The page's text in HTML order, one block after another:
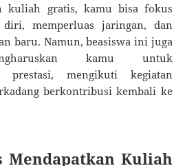
kuliah gratis, kamu bisa fokus
diri, memperluas jaringan, dan
baru. Namun, beasiswa ini juga
kamu untuk
prestasi, mengikuti kegiatan
berkontribusi kembali ke
Mendapatkan Kuliah